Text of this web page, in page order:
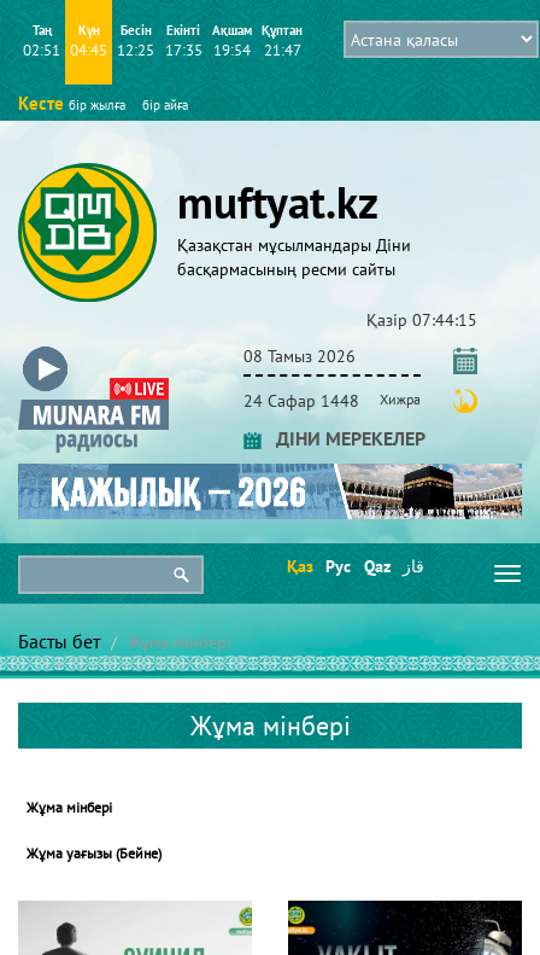
Таң
02:51
Күн
04:45
Бесін
12:25
Екінті
17:35
Ақшам
19:54
Құптан
21:47
Кесте бір жылға бір айға
muftyat.kz
Қазақстан мұсылмандары Діни
басқармасының ресми сайты
Қазір 07:44:15
08 Тамыз 2026
24 Сафар 1448 Хижра
ДІНИ МЕРЕКЕЛЕР
Қаз Рус Qaz قاز
Басты бет Жұма мінбері
Жұма мінбері
Жұма мінбері
Жұма уағызы (Бейне)